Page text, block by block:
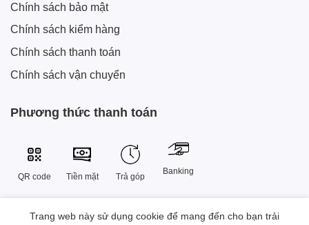
Chính sách bảo mật
Chính sách kiểm hàng
Chính sách thanh toán
Chính sách vận chuyển
Phương thức thanh toán
QR code Tiền mặt Trả góp
Banking
Công Ty TNHH Công Nghệ Sáng Tạo Xtech Việt Nam
Trang web này sử dụng cookie để mang đến cho bạn trải